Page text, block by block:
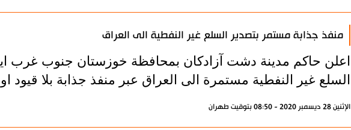
منفذ جذابة مستمر بتصدير السلع غير النفطية الى العراق
اعلن حاكم مدينة دشت آزادكان بمحافظة خوزستان جنوب غرب
السلع غير النفطية مستمرة الى العراق عبر منفذ جذابة بلا قيود
الإثنين 28 ديسمبر 2020 - 08:50 بتوقيت طهران